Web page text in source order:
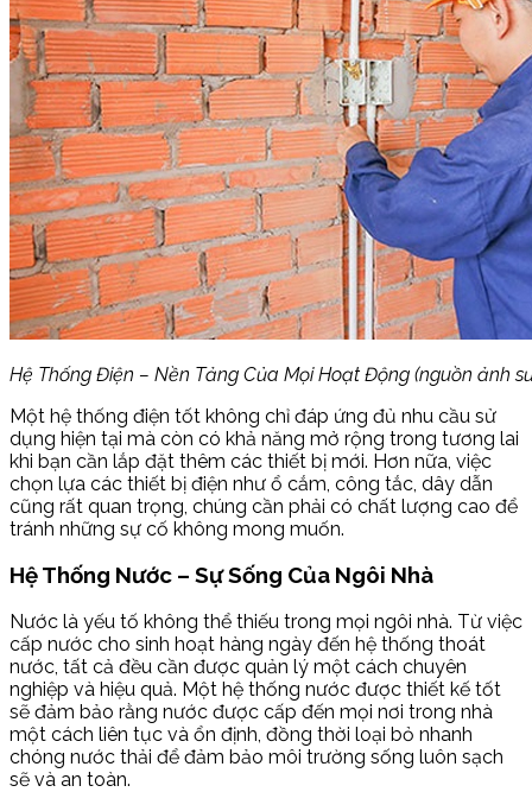
Hệ Thống Điện – Nền Tảng Của Mọi Hoạt Động (nguồn ảnh
Một hệ thống điện tốt không chỉ đáp ứng đủ nhu cầu sử
dụng hiện tại mà còn có khả năng mở rộng trong tương lai
khi bạn cần lắp đặt thêm các thiết bị mới. Hơn nữa, việc
chọn lựa các thiết bị điện như ổ cắm, công tắc, dây dẫn
cũng rất quan trọng, chúng cần phải có chất lượng cao để
tránh những sự cố không mong muốn.
Hệ Thống Nước – Sự Sống Của Ngôi Nhà
Nước là yếu tố không thể thiếu trong mọi ngôi nhà. Từ việc
cấp nước cho sinh hoạt hàng ngày đến hệ thống thoát
nước, tất cả đều cần được quản lý một cách chuyên
nghiệp và hiệu quả. Một hệ thống nước được thiết kế tốt
sẽ đảm bảo rằng nước được cấp đến mọi nơi trong nhà
một cách liên tục và ổn định, đồng thời loại bỏ nhanh
chóng nước thải để đảm bảo môi trường sống luôn sạch
sẽ và an toàn.